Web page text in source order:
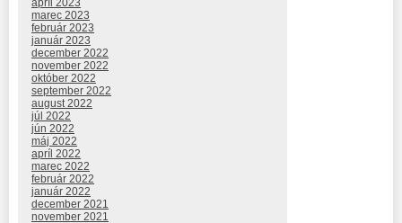
apríl 2023
marec 2023
február 2023
január 2023
december 2022
november 2022
október 2022
september 2022
august 2022
júl 2022
jún 2022
máj 2022
apríl 2022
marec 2022
február 2022
január 2022
december 2021
november 2021